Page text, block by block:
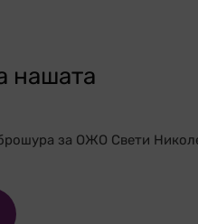
нашата
за ОЖО Свети